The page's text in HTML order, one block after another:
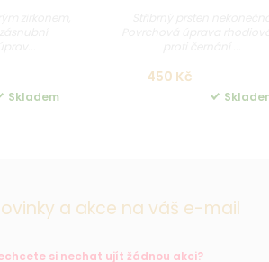
Skladem
450 Kč
a akce na váš e-mail
si nechat ujít žádnou akci?